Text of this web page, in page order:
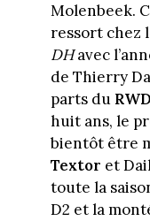
Molenbeek.
ressort chez
DHavec
de Thierry
parts du
huit ans, le
bientôt être
Textor et
toute la
D2 et la